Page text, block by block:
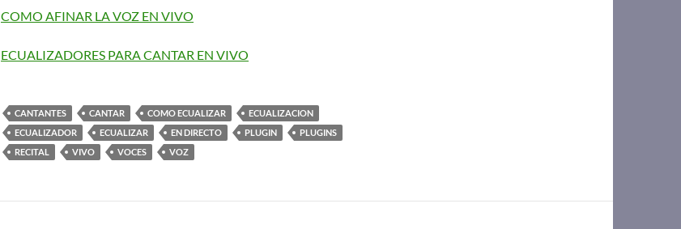
COMO AFINAR LA VOZ EN VIVO
ECUALIZADORES PARA CANTAR EN VIVO
CANTANTES CANTAR COMO ECUALIZAR
ECUALIZACION
ECUALIZADOR
ECUALIZAR EN DIRECTO PLUGIN
PLUGINS
RECITAL
VIVO VOCES VOZ